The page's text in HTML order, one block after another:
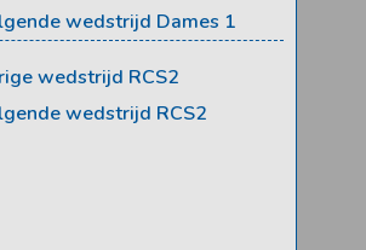
wedstrijd Dames 1
wedstrijd RCS2
wedstrijd RCS2